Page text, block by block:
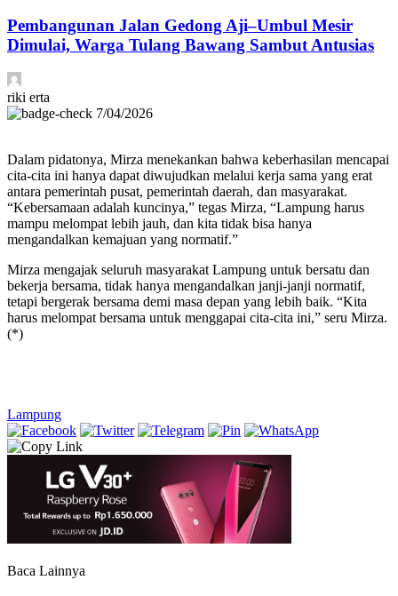
Pembangunan Jalan Gedong Aji–Umbul Mesir
Dimulai, Warga Tulang Bawang Sambut Antusias
riki erta
7/04/2026
Dalam pidatonya, Mirza menekankan bahwa keberhasilan mencapai
cita-cita ini hanya dapat diwujudkan melalui kerja sama yang erat
antara pemerintah pusat, pemerintah daerah, dan masyarakat.
“Kebersamaan adalah kuncinya,” tegas Mirza, “Lampung harus
mampu melompat lebih jauh, dan kita tidak bisa hanya
mengandalkan kemajuan yang normatif.”
Mirza mengajak seluruh masyarakat Lampung untuk bersatu dan
bekerja bersama, tidak hanya mengandalkan janji-janji normatif,
tetapi bergerak bersama demi masa depan yang lebih baik. “Kita
harus melompat bersama untuk menggapai cita-cita ini,” seru Mirza.
(*)
Lampung
Baca Lainnya